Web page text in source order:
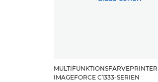
IMAGEFORCE C1333-SERIEN